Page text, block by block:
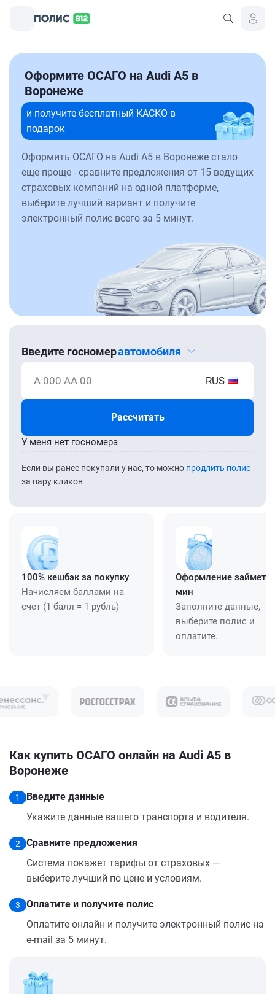
Оформите ОСАГО на Audi A5 в
Воронеже
и получите бесплатный КАСКО в
подарок
Оформить ОСАГО на Audi A5 в Воронеже стало
еще проще - сравните предложения от 15 ведущих
страховых компаний на одной платформе,
выберите лучший вариант и получите
электронный полис всего за 5 минут.
Введите госномеравтомобиля
А 000 АА 00 RUS
Рассчитать
Если вы ранее покупали у нас, то можно продлить полис
за пару кликов
У меня нет госномера
100% кешбэк за покупку
Начисляем баллами на
счет (1 балл = 1 рубль)
Оформление займет
мин
Заполните данные,
выберите полис и
оплатите.
Как купить ОСАГО онлайн на Audi A5 в
Воронеже
1
Введите данные
Укажите данные вашего транспорта и водителя.
2
Сравните предложения
Система покажет тарифы от страховых —
выберите лучший по цене и условиям.
3
Оплатите и получите полис
Оплатите онлайн и получите электронный полис на
e-mail за 5 минут.